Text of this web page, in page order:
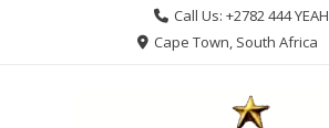
Call Us: +2782 444 YEAH
Cape Town, South Africa